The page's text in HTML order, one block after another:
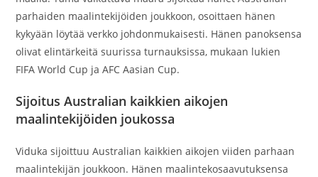
parhaiden maalintekijöiden joukkoon, osoittaen hänen
kykyään löytää verkko johdonmukaisesti. Hänen panoksensa
olivat elintärkeitä suurissa turnauksissa, mukaan lukien
FIFA World Cup ja AFC Aasian Cup.
Sijoitus Australian kaikkien aikojen
maalintekijöiden joukossa
Viduka sijoittuu Australian kaikkien aikojen viiden parhaan
maalintekijän joukkoon. Hänen maalintekosaavutuksensa